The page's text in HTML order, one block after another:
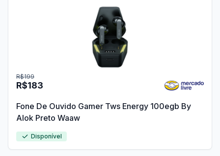
R$183
R$199
Fone De Ouvido Gamer Tws Energy 100egb By
Alok Preto Waaw
Disponível